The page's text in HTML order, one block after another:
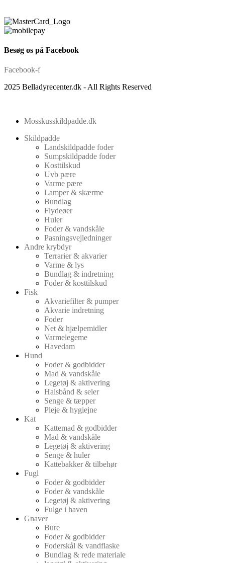
Besøg os på Facebook
Facebook-f
2025 Belladyrecenter.dk - All Rights Reserved
Mosskusskildpadde.dk
Skildpadde
Landskildpadde foder
Sumpskildpadde foder
Kosttilskud
Uvb pære
Varme pære
Lamper & skærme
Bundlag
Flydeøer
Huler
Foder & vandskåle
Pasningsvejledninger
Andre krybdyr
Terrarier & akvarier
Varme & lys
Bundlag & indretning
Foder & kosttilskud
Fisk
Akvariefilter & pumper
Akvarie indretning
Foder
Net & hjælpemidler
Varmelegeme
Havedam
Hund
Foder & godbidder
Mad & vandskåle
Legetøj & aktivering
Halsbånd & seler
Senge & tæpper
Pleje & hygiejne
Kat
Kattemad & godbidder
Mad & vandskåle
Legetøj & aktivering
Senge & huler
Kattebakker & tilbehør
Fugl
Foder & godbidder
Foder & vandskåle
Legetøj & aktivering
Fulge i haven
Gnaver
Bure
Foder & godbidder
Foderskål & vandflaske
Bundlag & rede materiale